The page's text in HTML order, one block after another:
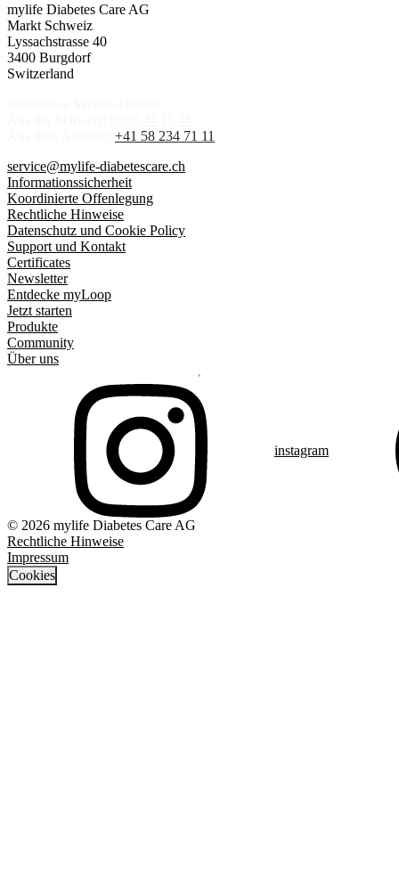
mylife Diabetes Care AG
Markt Schweiz
Lyssachstrasse 40
3400 Burgdorf
Switzerland
+41 58 234 71 11
service@mylife-diabetescare.ch
Informationssicherheit
Koordinierte Offenlegung
Rechtliche Hinweise
Datenschutz und Cookie Policy
Support und Kontakt
Certificates
Newsletter
Entdecke myLoop
Jetzt starten
Produkte
Community
Über uns
instagram
© 2026 mylife Diabetes Care AG
Rechtliche Hinweise
Impressum
Cookies